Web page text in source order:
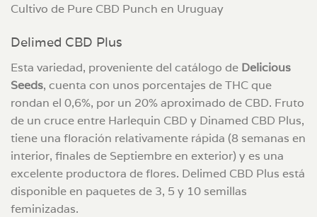
Cultivo de Pure CBD Punch en Uruguay
Delimed CBD Plus
Esta variedad, proveniente del catálogo de Delicious
Seeds, cuenta con unos porcentajes de THC que
rondan el 0,6%, por un 20% aproximado de CBD. Fruto
de un cruce entre Harlequin CBD y Dinamed CBD Plus,
tiene una floración relativamente rápida (8 semanas en
interior, finales de Septiembre en exterior) y es una
excelente productora de flores. Delimed CBD Plus está
disponible en paquetes de 3, 5 y 10 semillas
feminizadas.